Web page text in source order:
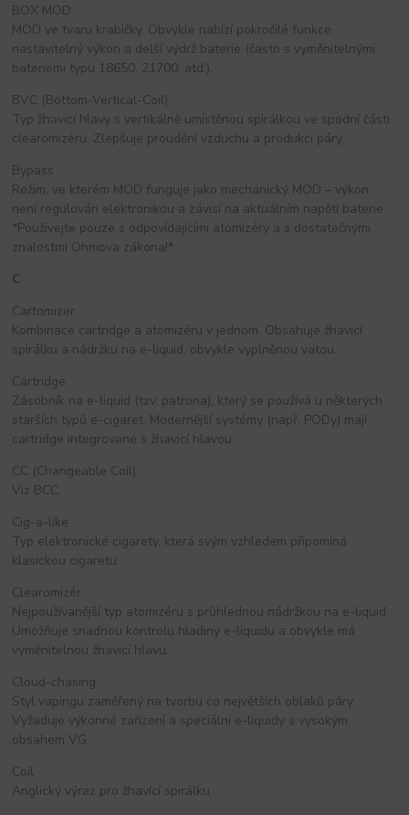
BOX MOD
MOD ve tvaru krabičky. Obvykle nabízí pokročilé funkce,
nastavitelný výkon a delší výdrž baterie (často s vyměnitelnými
bateriemi typu 18650, 21700, atd.).
BVC (Bottom-Vertical-Coil)
Typ žhavicí hlavy s vertikálně umístěnou spirálkou ve spodní části
clearomizéru. Zlepšuje proudění vzduchu a produkci páry.
Bypass
Režim, ve kterém MOD funguje jako mechanický MOD – výkon
není regulován elektronikou a závisí na aktuálním napětí baterie.
*Používejte pouze s odpovídajícími atomizéry a s dostatečnými
znalostmi Ohmova zákona!*
C
Cartomizer
Kombinace cartridge a atomizéru v jednom. Obsahuje žhavicí
spirálku a nádržku na e-liquid, obvykle vyplněnou vatou.
Cartridge
Zásobník na e-liquid (tzv. patrona), který se používá u některých
starších typů e-cigaret. Modernější systémy (např. PODy) mají
cartridge integrované s žhavicí hlavou.
CC (Changeable Coil)
Viz BCC.
Cig-a-like
Typ elektronické cigarety, která svým vzhledem připomíná
klasickou cigaretu.
Clearomizér
Nejpoužívanější typ atomizéru s průhlednou nádržkou na e-liquid.
Umožňuje snadnou kontrolu hladiny e-liquidu a obvykle má
vyměnitelnou žhavicí hlavu.
Cloud-chasing
Styl vapingu zaměřený na tvorbu co největších oblaků páry.
Vyžaduje výkonné zařízení a speciální e-liquidy s vysokým
obsahem VG.
Coil
Anglický výraz pro žhavící spirálku.